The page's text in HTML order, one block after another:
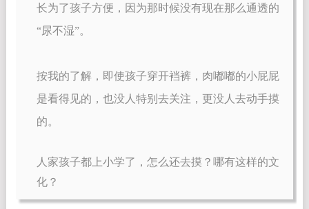
长为了孩子方便，因为那时候没有现在那么通透的
“尿不湿”。
按我的了解，即使孩子穿开裆裤，肉嘟嘟的小屁屁
是看得见的，也没人特别去关注，更没人去动手摸
的。
人家孩子都上小学了，怎么还去摸？哪有这样的文
化？